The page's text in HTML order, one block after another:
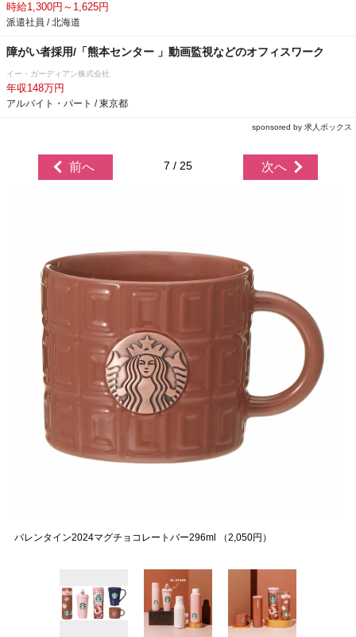
時給1,300円～1,625円
派遣社員 / 北海道
障がい者採用/「熊本センター 」動画監視などのオフィスワーク
イー・ガーディアン株式会社
年収148万円
アルバイト・パート / 東京都
sponsored by 求人ボックス
前へ 7 / 25 次へ
バレンタイン2024マグチョコレートバー296ml （2,050円）